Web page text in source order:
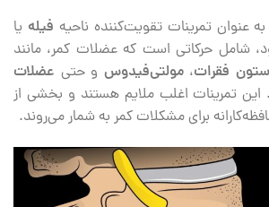
عنوان تمرینات تقویت‌کننده ناحیه فیله یا
فقرات،مولتی‌فیدوس و حتی عضلات
این تمرینات اغلب ملایم هستند و بخشی از
برای مشکلات کمر به شمار می‌روند.